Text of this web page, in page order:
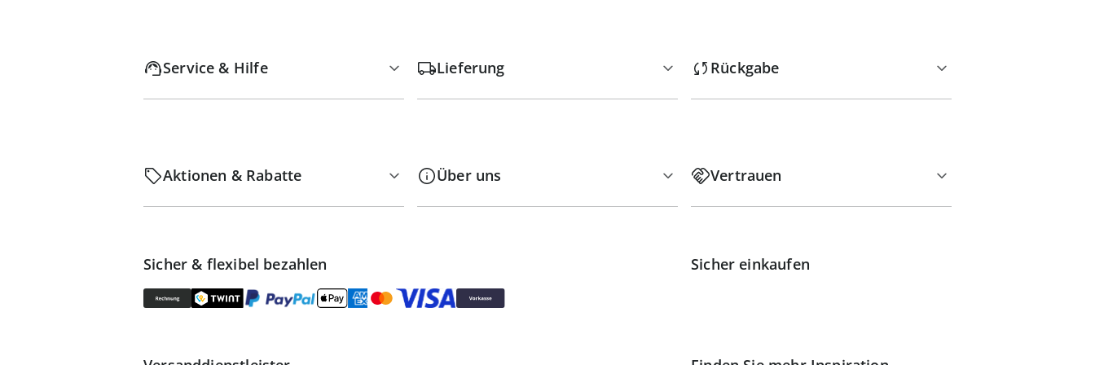
Service & Hilfe Lieferung Rückgabe
Aktionen & Rabatte Über uns Vertrauen
Sicher & flexibel bezahlen Sicher einkaufen